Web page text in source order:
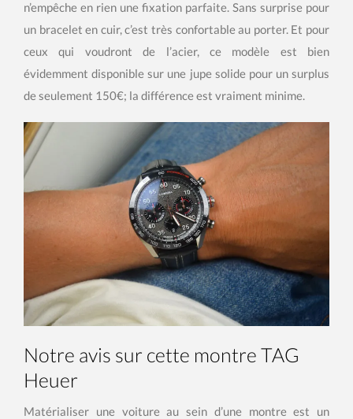
n’empêche en rien une fixation parfaite. Sans surprise pour
un bracelet en cuir, c’est très confortable au porter. Et pour
ceux qui voudront de l’acier, ce modèle est bien
évidemment disponible sur une jupe solide pour un surplus
de seulement 150€; la différence est vraiment minime.
Notre avis sur cette montre TAG
Heuer
Matérialiser une voiture au sein d’une montre est un